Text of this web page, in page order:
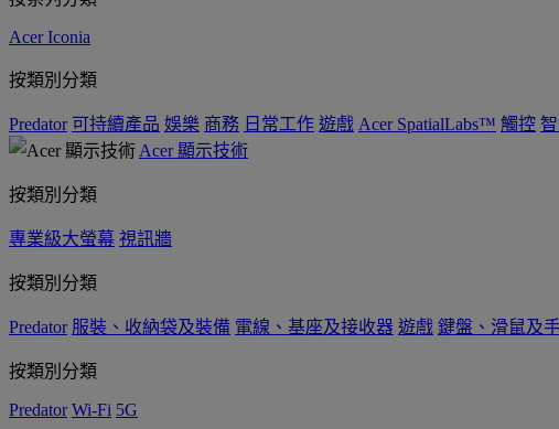
Acer Iconia
按類別分類
Predator 可持續產品 娛樂 商務 日常工作 遊戲 Acer SpatialLabs™ 觸控
Acer 顯示技術
按類別分類
專業級大螢幕 視訊牆
按類別分類
Predator 服裝、收納袋及裝備 電線、基座及接收器 遊戲 鍵盤、滑鼠及
按類別分類
Predator Wi-Fi 5G